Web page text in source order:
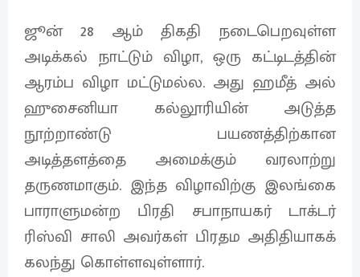
ஜூன் 28 ஆம் திகதி நடைபெறவுள்ள
அடிக்கல் நாட்டும் விழா, ஒரு கட்டிடத்தின்
ஆரம்ப விழா மட்டுமல்ல. அது ஹமீத் அல்
ஹுசைனியா கல்லூரியின் அடுத்த
நூற்றாண்டு பயணத்திற்கான
அடித்தளத்தை அமைக்கும் வரலாற்று
தருணமாகும். இந்த விழாவிற்கு இலங்கை
பாராளுமன்ற பிரதி சபாநாயகர் டாக்டர்
ரிஸ்வி சாலி அவர்கள் பிரதம அதிதியாகக்
கலந்து கொள்ளவுள்ளார்.